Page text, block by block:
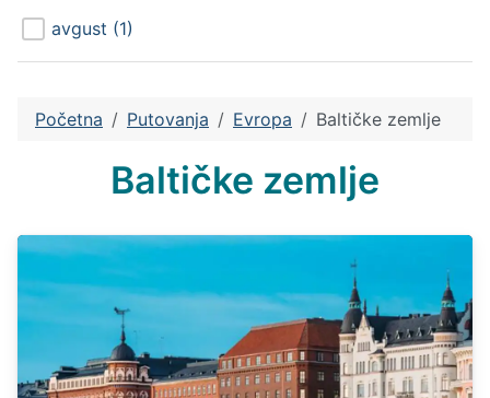
Početna Putovanja Evropa Baltičke zemlje
Baltičke zemlje
avgust (1)